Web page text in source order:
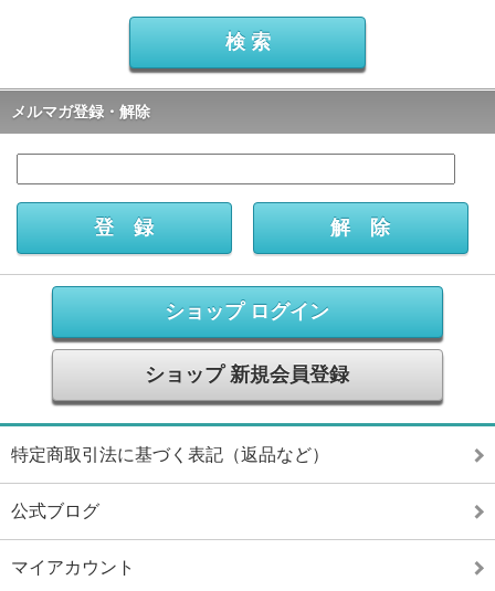
メルマガ登録・解除
ショップ ログイン
ショップ 新規会員登録
特定商取引法に基づく表記（返品など）
公式ブログ
マイアカウント